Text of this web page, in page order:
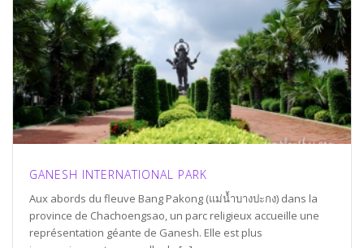
GANESH INTERNATIONAL PARK
Aux abords du fleuve Bang Pakong (แม่น้ำบางปะกง) dans la
province de Chachoengsao, un parc religieux accueille une
représentation géante de Ganesh. Elle est plus